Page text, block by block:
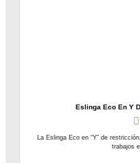
Eslinga Eco En Y
La Eslinga Eco en “Y” de
trabajos